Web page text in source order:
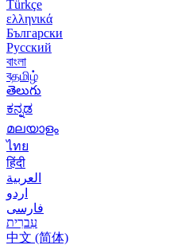
Türkçe
ελληνικά
Български
Русский
বাংলা
বதமிழ்
తెలుగు
ಕನ್ನಡ
മലയാളം
ไทย
हिंदी
العربية
اردو
فارسی
עִברִית
中文 (简体)